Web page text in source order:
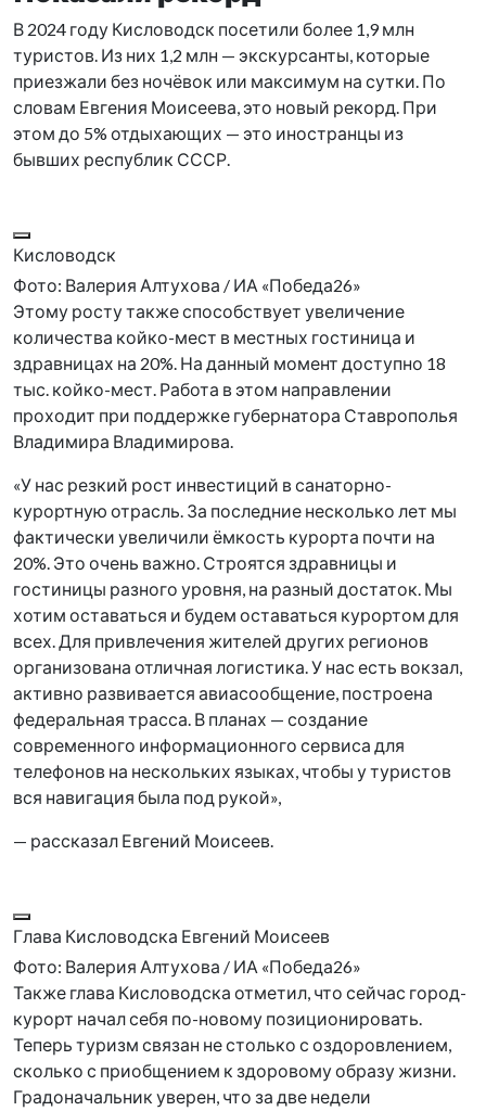
В 2024 году Кисловодск посетили более 1,9 млн
туристов. Из них 1,2 млн — экскурсанты, которые
приезжали без ночёвок или максимум на сутки. По
словам Евгения Моисеева, это новый рекорд. При
этом до 5% отдыхающих — это иностранцы из
бывших республик СССР.
Кисловодск
Фото: Валерия Алтухова / ИА «Победа26»
Этому росту также способствует увеличение
количества койко-мест в местных гостиница и
здравницах на 20%. На данный момент доступно 18
тыс. койко-мест. Работа в этом направлении
проходит при поддержке губернатора Ставрополья
Владимира Владимирова.
«У нас резкий рост инвестиций в санаторно-
курортную отрасль. За последние несколько лет мы
фактически увеличили ёмкость курорта почти на
20%. Это очень важно. Строятся здравницы и
гостиницы разного уровня, на разный достаток. Мы
хотим оставаться и будем оставаться курортом для
всех. Для привлечения жителей других регионов
организована отличная логистика. У нас есть вокзал,
активно развивается авиасообщение, построена
федеральная трасса. В планах — создание
современного информационного сервиса для
телефонов на нескольких языках, чтобы у туристов
вся навигация была под рукой»,
— рассказал Евгений Моисеев.
Глава Кисловодска Евгений Моисеев
Фото: Валерия Алтухова / ИА «Победа26»
Также глава Кисловодска отметил, что сейчас город-
курорт начал себя по-новому позиционировать.
Теперь туризм связан не столько с оздоровлением,
сколько с приобщением к здоровому образу жизни.
Градоначальник уверен, что за две недели